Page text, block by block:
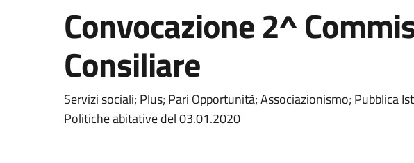
Convocazione 2^
Consiliare
???portal.DettaglioConvocazione???
Servizi sociali; Plus; Pari Opportunità; Associazionismo; Pubblica
Politiche abitative del 03.01.2020